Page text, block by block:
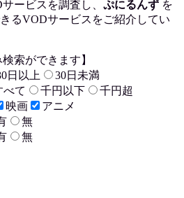
ービスを調査し、 ぷにるんず を
るVODサービスをご紹介してい
索ができます】
日以上
30日未満
べて 千円以下
千円超
映画
アニメ
無
無